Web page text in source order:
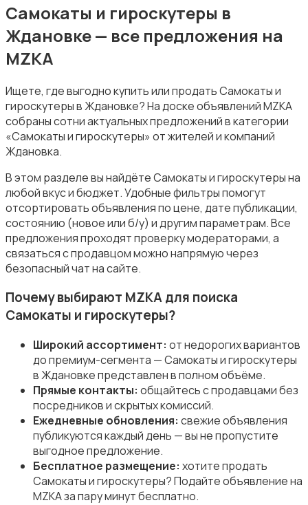
Зимние виды спорта
Игры с мячом
Охота и рыбалка
Туризм и отдых на природе
Теннис, бадминтон, дартс
Самокаты и гироскутеры в
Ждановке — все предложения на
MZKA
Ищете, где выгодно купить или продать Самокаты и
гироскутеры в Ждановке? На доске объявлений MZKA
собраны сотни актуальных предложений в категории
«Самокаты и гироскутеры» от жителей и компаний
Ждановка.
В этом разделе вы найдёте Самокаты и гироскутеры на
любой вкус и бюджет. Удобные фильтры помогут
отсортировать объявления по цене, дате публикации,
состоянию (новое или б/у) и другим параметрам. Все
предложения проходят проверку модераторами, а
связаться с продавцом можно напрямую через
безопасный чат на сайте.
Почему выбирают MZKA для поиска
Самокаты и гироскутеры?
Широкий ассортимент: от недорогих вариантов
до премиум-сегмента — Самокаты и гироскутеры
в Ждановке представлен в полном объёме.
Прямые контакты: общайтесь с продавцами без
посредников и скрытых комиссий.
Ежедневные обновления: свежие объявления
публикуются каждый день — вы не пропустите
выгодное предложение.
Бесплатное размещение: хотите продать
Самокаты и гироскутеры? Подайте объявление на
MZKA за пару минут бесплатно.